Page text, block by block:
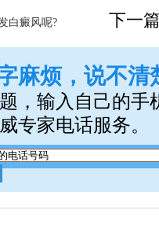
白癜风呢? 下一
麻烦，说不清
，输入自己的手
专家电话服务。